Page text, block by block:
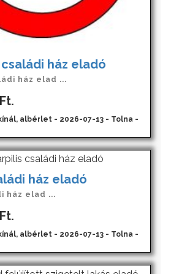
ház eladó
ház elad ...
Ft.
albérlet - 2026-07-13 - Tolna -
ház eladó
ház elad ...
Ft.
albérlet - 2026-07-13 - Tolna -